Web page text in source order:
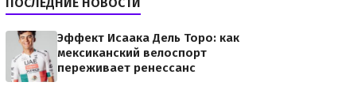
Эффект Исаака Дель Торо: как
мексиканский велоспорт
переживает ренессанс